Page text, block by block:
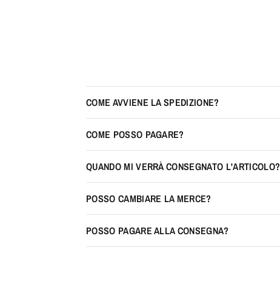
COME AVVIENE LA SPEDIZIONE?
COME POSSO PAGARE?
QUANDO MI VERRÀ CONSEGNATO L'ARTICOLO?
POSSO CAMBIARE LA MERCE?
POSSO PAGARE ALLA CONSEGNA?